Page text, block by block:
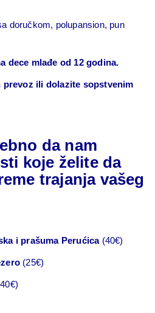
doručkom, polupansion, pun
dece mlađe od 12 godina.
prevoz ili dolazite sopstvenim
da nam
koje želite da
trajanja vašeg
i prašuma Perućica(40€)
(25€)